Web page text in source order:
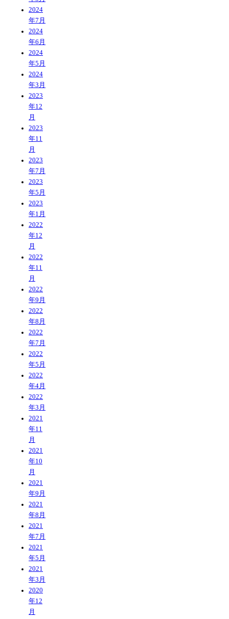
2024
年7月
2024
年6月
2024
年5月
2024
年3月
2023
年12
月
2023
年11
月
2023
年7月
2023
年5月
2023
年1月
2022
年12
月
2022
年11
月
2022
年9月
2022
年8月
2022
年7月
2022
年5月
2022
年4月
2022
年3月
2021
年11
月
2021
年10
月
2021
年9月
2021
年8月
2021
年7月
2021
年5月
2021
年3月
2020
年12
月